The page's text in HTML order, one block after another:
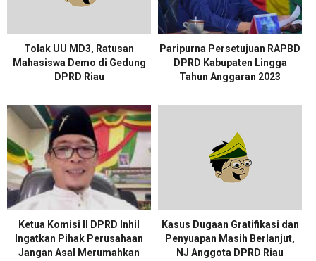
Tolak UU MD3, Ratusan
Mahasiswa Demo di Gedung
DPRD Riau
Paripurna Persetujuan RAPBD
DPRD Kabupaten Lingga
Tahun Anggaran 2023
Ketua Komisi II DPRD Inhil
Ingatkan Pihak Perusahaan
Jangan Asal Merumahkan
Kasus Dugaan Gratifikasi dan
Penyuapan Masih Berlanjut,
NJ Anggota DPRD Riau